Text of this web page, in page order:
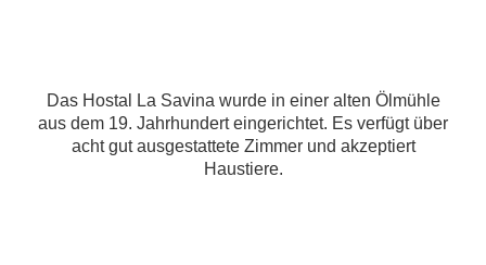
Das Hostal La Savina wurde in einer alten Ölmühle
aus dem 19. Jahrhundert eingerichtet. Es verfügt über
acht gut ausgestattete Zimmer und akzeptiert
Haustiere.